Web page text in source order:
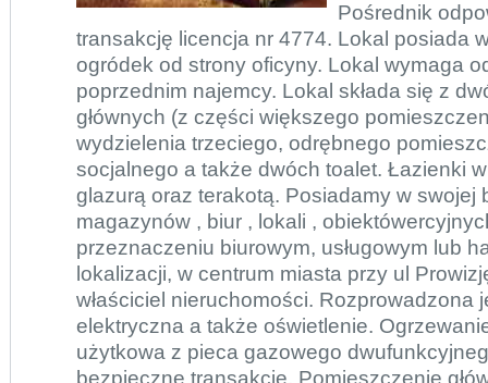
Pośrednik
transakcję licencja nr 4774. Lokal posiada
ogródek od strony oficyny. Lokal wymaga
poprzednim najemcy. Lokal składa się z
głównych (z części większego
wydzielenia trzeciego, odrębnego
socjalnego a także dwóch toalet. Łazienki
glazurą oraz terakotą. Posiadamy w swojej
magazynów , biur , lokali ,
przeznaczeniu biurowym, usługowym lub
lokalizacji, w centrum miasta przy ul
właściciel nieruchomości. Rozprowadzona
elektryczna a także oświetlenie.
użytkowa z pieca gazowego
bezpieczne transakcje. Pomieszczenie